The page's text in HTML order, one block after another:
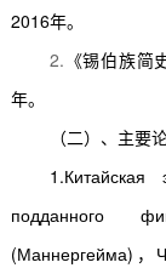
2016年。
2. 《锡伯族
年。
（二）、主要
подданного
(Маннергейма) ，